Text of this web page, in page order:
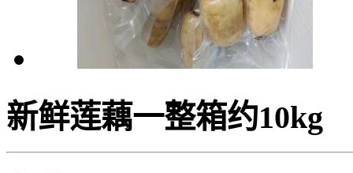
新鲜莲藕一整箱约10kg